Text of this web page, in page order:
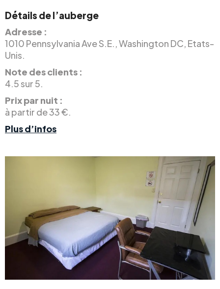
Détails de l’auberge
Adresse :
1010 Pennsylvania Ave S.E., Washington DC, Etats-
Unis.
Note des clients :
4.5 sur 5.
Prix par nuit :
à partir de 33 €.
Plus d’infos